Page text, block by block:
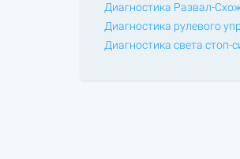
Диагностика Развал-
Диагностика рулевого
Диагностика света стоп-